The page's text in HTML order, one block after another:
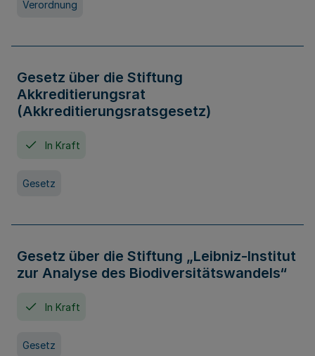
Verordnung
Gesetz über die Stiftung
Akkreditierungsrat
(Akkreditierungsratsgesetz)
In Kraft
Gesetz
Gesetz über die Stiftung „Leibniz-Institut
zur Analyse des Biodiversitätswandels“
In Kraft
Gesetz